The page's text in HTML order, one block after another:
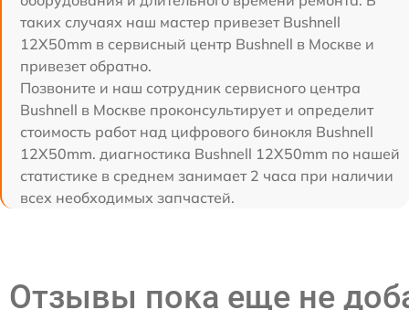
таких случаях наш мастер привезет Bushnell
12X50mm в сервисный центр Bushnell в Москве и
привезет обратно.
Позвоните и наш сотрудник сервисного центра
Bushnell в Москве проконсультирует и определит
стоимость работ над цифрового бинокля Bushnell
12X50mm. диагностика Bushnell 12X50mm по нашей
статистике в среднем занимает 2 часа при наличии
всех необходимых запчастей.
Отзывы пока еще не